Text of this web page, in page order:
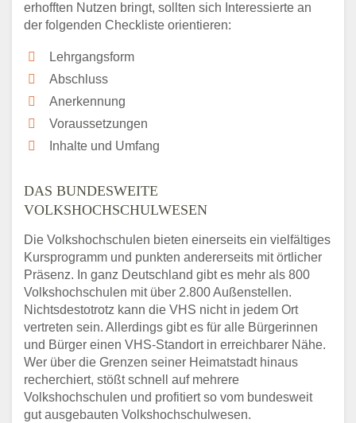
erhofften Nutzen bringt, sollten sich Interessierte an
der folgenden Checkliste orientieren:
Lehrgangsform
Abschluss
Anerkennung
Voraussetzungen
Inhalte und Umfang
DAS BUNDESWEITE
VOLKSHOCHSCHULWESEN
Die Volkshochschulen bieten einerseits ein vielfältiges
Kursprogramm und punkten andererseits mit örtlicher
Präsenz. In ganz Deutschland gibt es mehr als 800
Volkshochschulen mit über 2.800 Außenstellen.
Nichtsdestotrotz kann die VHS nicht in jedem Ort
vertreten sein. Allerdings gibt es für alle Bürgerinnen
und Bürger einen VHS-Standort in erreichbarer Nähe.
Wer über die Grenzen seiner Heimatstadt hinaus
recherchiert, stößt schnell auf mehrere
Volkshochschulen und profitiert so vom bundesweit
gut ausgebauten Volkshochschulwesen.